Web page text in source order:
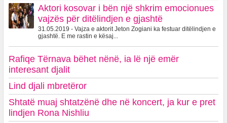
Aktori kosovar i bën një shkrim emocionues
vajzës për ditëlindjen e gjashtë
31.05.2019 - Vajza e aktorit Jeton Zogiani ka festuar ditëlindjen e
gjashtë. E me rastin e kësaj...
Rafiqe Tërnava bëhet nënë, ia lë një emër
interesant djalit
Lind djali mbretëror
Shtatë muaj shtatzënë dhe në koncert, ja kur e pret
lindjen Rona Nishliu